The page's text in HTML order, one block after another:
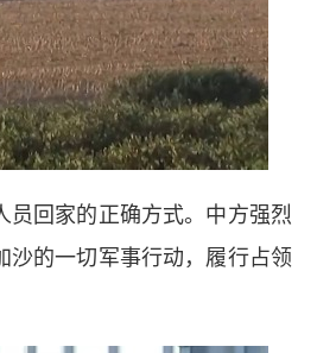
回家的正确方式。中方强烈
沙的一切军事行动，履行占领